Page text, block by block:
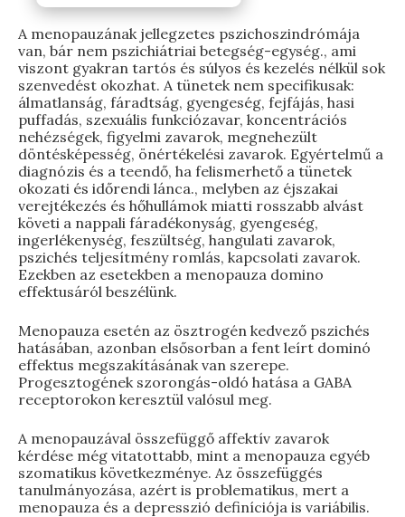
A menopauzának jellegzetes pszichoszindrómája
van, bár nem pszichiátriai betegség-egység., ami
viszont gyakran tartós és súlyos és kezelés nélkül sok
szenvedést okozhat. A tünetek nem specifikusak:
álmatlanság, fáradtság, gyengeség, fejfájás, hasi
puffadás, szexuális funkciózavar, koncentrációs
nehézségek, figyelmi zavarok, megnehezült
döntésképesség, önértékelési zavarok. Egyértelmű a
diagnózis és a teendő, ha felismerhető a tünetek
okozati és időrendi lánca., melyben az éjszakai
verejtékezés és hőhullámok miatti rosszabb alvást
követi a nappali fáradékonyság, gyengeség,
ingerlékenység, feszültség, hangulati zavarok,
pszichés teljesítmény romlás, kapcsolati zavarok.
Ezekben az esetekben a menopauza domino
effektusáról beszélünk.
Menopauza esetén az ösztrogén kedvező pszichés
hatásában, azonban elsősorban a fent leírt dominó
effektus megszakításának van szerepe.
Progesztogének szorongás-oldó hatása a GABA
receptorokon keresztül valósul meg.
A menopauzával összefüggő affektív zavarok
kérdése még vitatottabb, mint a menopauza egyéb
szomatikus következménye. Az összefüggés
tanulmányozása, azért is problematikus, mert a
menopauza és a depresszió definíciója is variábilis.